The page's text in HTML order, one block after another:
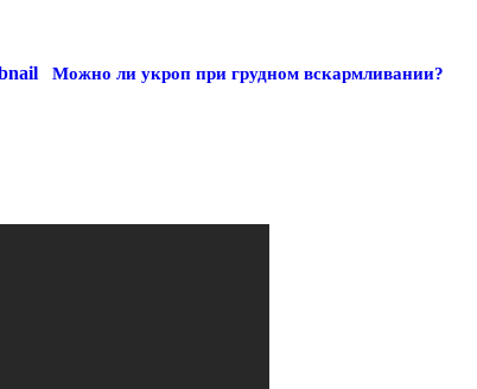
Можно ли укроп при грудном вскармливании?